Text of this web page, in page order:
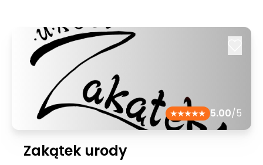
5.00/5
Zakątek urody